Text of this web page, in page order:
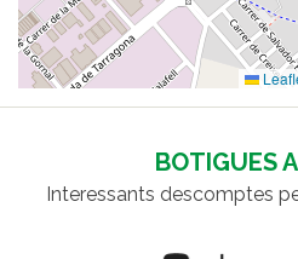
BOTIGUES
Interessants descomptes